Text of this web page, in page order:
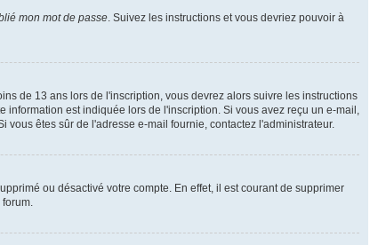
mon mot de passe. Suivez les instructions et vous devriez pouvoir à
de 13 ans lors de l'inscription, vous devrez alors suivre les instructions
est indiquée lors de l'inscription. Si vous avez reçu un e-mail,
êtes sûr de l'adresse e-mail fournie, contactez l'administrateur.
ou désactivé votre compte. En effet, il est courant de supprimer